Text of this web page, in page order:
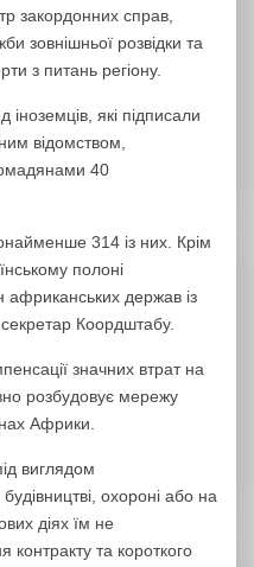
закордонних справ,
зовнішньої розвідки та
з питань регіону.
які підписали
відомством,
40
314 із них. Крім
полоні
африканських держав із
Коордштабу.
значних втрат на
розбудовує мережу
Африки.
виглядом
охороні або на
діях їм не
контракту та короткого